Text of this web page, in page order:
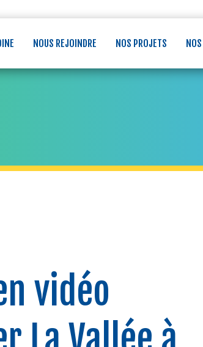
NOUS REJOINDRE NOS PROJETS
vidéo